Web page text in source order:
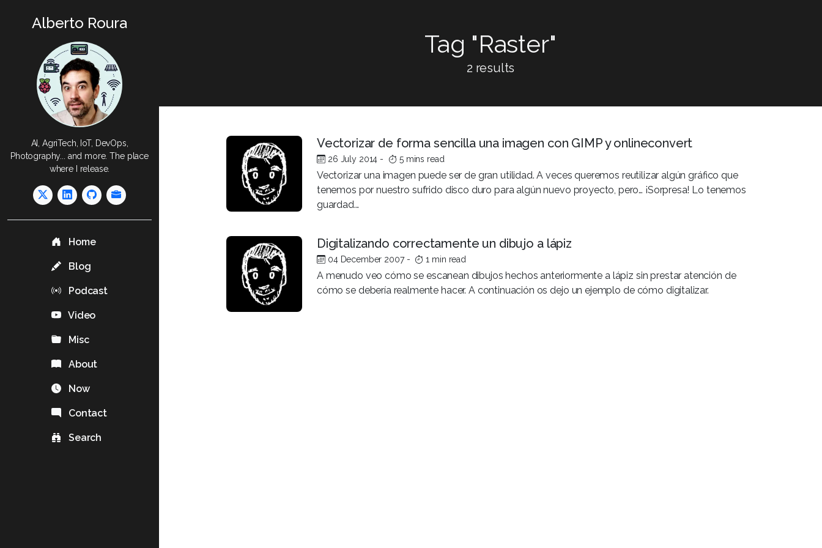
Alberto Roura
AI, AgriTech, IoT, DevOps,
Photography... and more. The place
where I release.
Home
Blog
Podcast
Video
Misc
About
Now
Contact
Search
Tag "Raster"
2 results
Vectorizar de forma sencilla una imagen con GIMP y onlineconvert
26 July 2014 - 5 mins read
Vectorizar una imagen puede ser de gran utilidad. A veces queremos reutilizar algún gráfico que
tenemos por nuestro sufrido disco duro para algún nuevo proyecto, pero… ¡Sorpresa! Lo tenemos
guardad...
Digitalizando correctamente un dibujo a lápiz
04 December 2007 - 1 min read
A menudo veo cómo se escanean dibujos hechos anteriormente a lápiz sin prestar atención de
cómo se debería realmente hacer. A continuación os dejo un ejemplo de cómo digitalizar.